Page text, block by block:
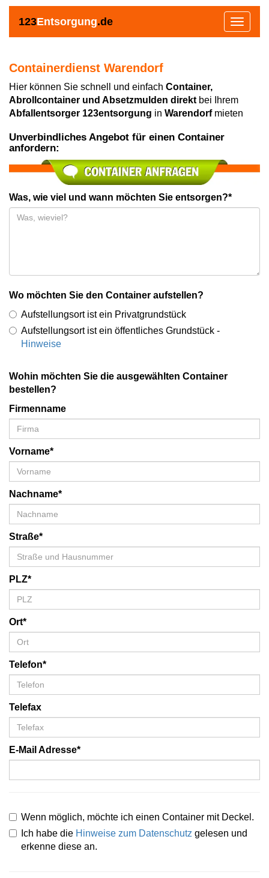
123Entsorgung.de
Toggle
Containerdienst Warendorf
Hier können Sie schnell und einfach Container,
Abrollcontainer und Absetzmulden direkt bei Ihrem
Abfallentsorger 123entsorgung in Warendorfmieten
Unverbindliches Angebot für einen Container
anfordern:
Was, wie viel und wann möchten Sie entsorgen?*
Wo möchten Sie den Container aufstellen?
Aufstellungsort ist ein Privatgrundstück
Aufstellungsort ist ein öffentliches Grundstück -
Hinweise
Wohin möchten Sie die ausgewählten Container
bestellen?
Firmenname
Vorname*
Nachname*
Straße*
PLZ*
Ort*
Telefon*
Telefax
E-Mail Adresse*
Wenn möglich, möchte ich einen Container mit Deckel.
Ich habe die Hinweise zum Datenschutz gelesen und
erkenne diese an.